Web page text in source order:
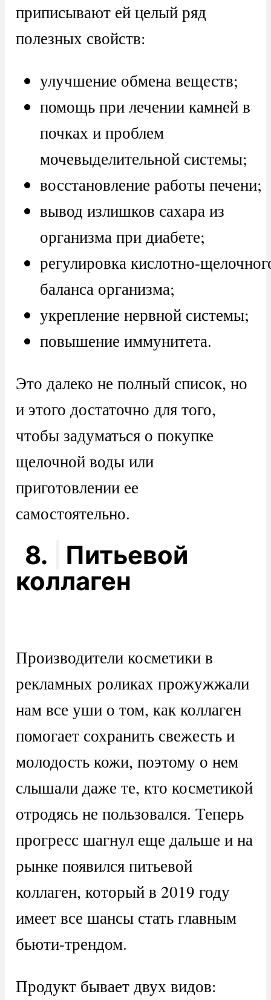
приписывают ей целый ряд
полезных свойств:
улучшение обмена веществ;
помощь при лечении камней в
почках и проблем
мочевыделительной системы;
восстановление работы печени;
вывод излишков сахара из
организма при диабете;
регулировка кислотно-
баланса организма;
укрепление нервной системы;
повышение иммунитета.
Это далеко не полный список, но
и этого достаточно для того,
чтобы задуматься о покупке
щелочной воды или
приготовлении ее
самостоятельно.
8.
Питьевой
коллаген
Производители косметики в
рекламных роликах прожужжали
нам все уши о том, как коллаген
помогает сохранить свежесть и
молодость кожи, поэтому о нем
слышали даже те, кто косметикой
отродясь не пользовался. Теперь
прогресс шагнул еще дальше и на
рынке появился питьевой
коллаген, который в 2019 году
имеет все шансы стать главным
бьюти-трендом.
Продукт бывает двух видов: